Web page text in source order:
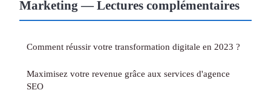
Marketing — Lectures complémentaires
Comment réussir votre transformation digitale en 2023 ?
Maximisez votre revenue grâce aux services d'agence
SEO